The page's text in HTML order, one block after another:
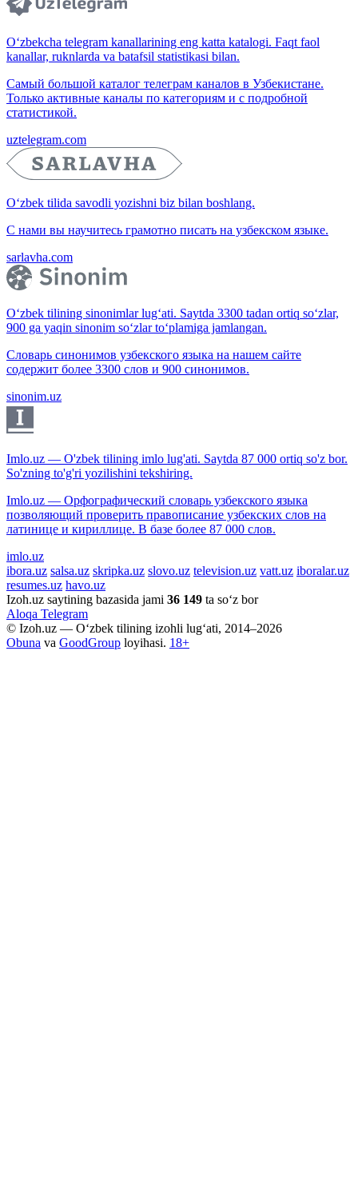
O‘zbekcha telegram kanallarining eng katta katalogi. Faqt faol
kanallar, ruknlarda va batafsil statistikasi bilan.
Самый большой каталог телеграм каналов в Узбекистане.
Только активные каналы по категориям и с подробной
статистикой.
uztelegram.com
O‘zbek tilida savodli yozishni biz bilan boshlang.
С нами вы научитесь грамотно писать на узбекском языке.
sarlavha.com
O‘zbek tilining sinonimlar lug‘ati. Saytda 3300 tadan ortiq so‘zlar,
900 ga yaqin sinonim so‘zlar to‘plamiga jamlangan.
Словарь синонимов узбекского языка на нашем сайте
содержит более 3300 слов и 900 синонимов.
sinonim.uz
Imlo.uz — O'zbek tilining imlo lug'ati. Saytda 87 000 ortiq so'z bor.
So'zning to'g'ri yozilishini tekshiring.
Imlo.uz — Орфографический словарь узбекского языка
позволяющий проверить правописание узбекских слов на
латинице и кириллице. В базе более 87 000 слов.
imlo.uz
ibora.uz salsa.uz skripka.uz slovo.uz television.uz vatt.uz iboralar.uz
resumes.uz havo.uz
Izoh.uz saytining bazasida jami 36 149 ta so‘z bor
Aloqa Telegram
© Izoh.uz — O‘zbek tilining izohli lug‘ati, 2014–2026
Obuna va GoodGroup loyihasi. 18+